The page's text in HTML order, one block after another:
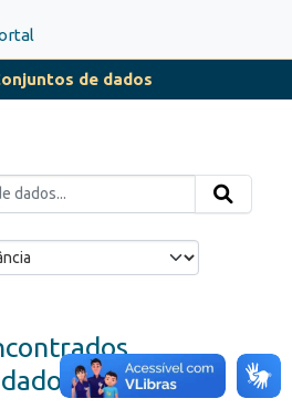
de dados